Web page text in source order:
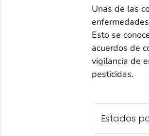
Unas de las
Esto se
acuerdos de
vigilancia de
pesticidas.
Estados